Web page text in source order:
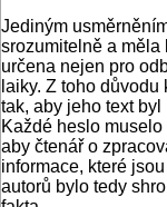
Jediným
srozumitelně a
určena nejen pro
laiky. Z toho
tak, aby jeho text
Každé heslo
aby čtenář o
informace, které
autorů bylo tedy